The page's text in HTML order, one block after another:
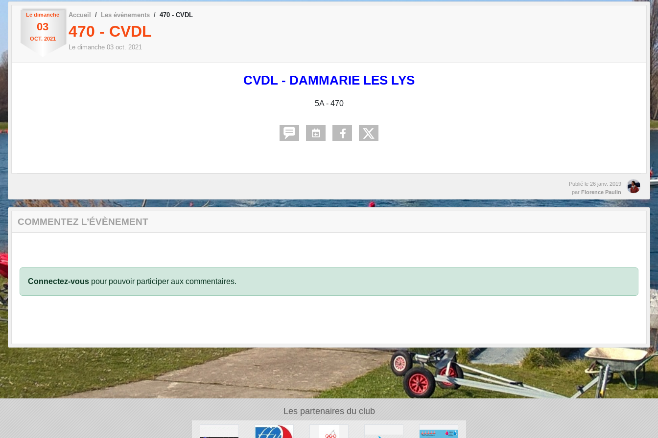
Le dimanche
03
OCT. 2021
Accueil Les évènements 470 - CVDL
470 - CVDL
Le dimanche 03 oct. 2021
CVDL - DAMMARIE LES LYS
5A - 470
Publié le 26 janv. 2019
par Florence Paulin
COMMENTEZ L’ÉVÈNEMENT
Connectez-vous pour pouvoir participer aux commentaires.
Les partenaires du club